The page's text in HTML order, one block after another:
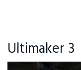
Ultimaker 3